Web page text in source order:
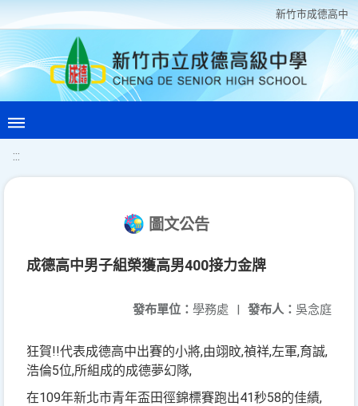
新竹巿成德高中
:::
圖文公告
成德高中男子組榮獲高男400接力金牌
發布人： 吳念庭
發布單位： 學務處 |
狂賀!!代表成德高中出賽的小將,由翊旼,禎祥,左軍,育誠,
浩倫5位,所組成的成德夢幻隊,
在109年新北市青年盃田徑錦標賽跑出41秒58的佳績,